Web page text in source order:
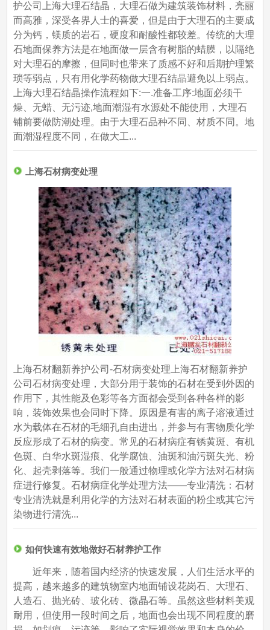
护公司上海大理石结晶，大理石做为建筑装饰材料，亮丽
而高雅，深受各界人士的喜爱，但是由于大理石的主要成
分为钙，镁质的岩石，硬度和耐酸性都较差。传统的大理
石地面保养方法是在地面做一层含有树脂的蜡膜，以隔绝
对大理石的摩擦，但同时也带来了质感不好和后期护理繁
琐等弱点，只有用化学药物做大理石结晶避免以上弱点。
上海大理石结晶操作流程如下:一.准备工序:地面必须干
燥、无蜡、无污迹,地面潮湿有水源处不能使用，大理石
铺前要做防潮处理。由于大理石品种不同、材质不同。地
面潮湿程度不同，在做大工...
上海石材病变处理
上海石材翻新养护公司-石材病变处理上海石材翻新养护
公司石材病变处理，大部分用于装饰的石材在受到外因的
作用下，其性能及色彩等各方面都会受到各种各样的影
响，装饰效果也会同时下降。原因是有害的离子溶液通过
水为载体在石材的毛细孔自由进出，并参与有害物质化学
反应形成了石材的病变。常见的石材病症有锈黄斑、有机
色斑、白华水斑湿痕、化学腐蚀、油斑和油污斑失光、粉
化、起壳剥落等。我们一般通过物理或化学方法对石材病
症进行修复。石材病症化学处理方法——专业清洗：石材
专业清洗就是利用化学的方法对石材表面的粉尘或其它污
染物进行清洗...
如何快速有效地做好石材养护工作
近年来，随着国内经济的快速发展，人们生活水平的
提高，越来越多的建筑物室内地面铺设花岗石、大理石、
人造石、抛光砖、玻化砖、微晶石等。虽然这些材料美观
耐用，但使用一段时间之后，地面也会出现不同程度的磨